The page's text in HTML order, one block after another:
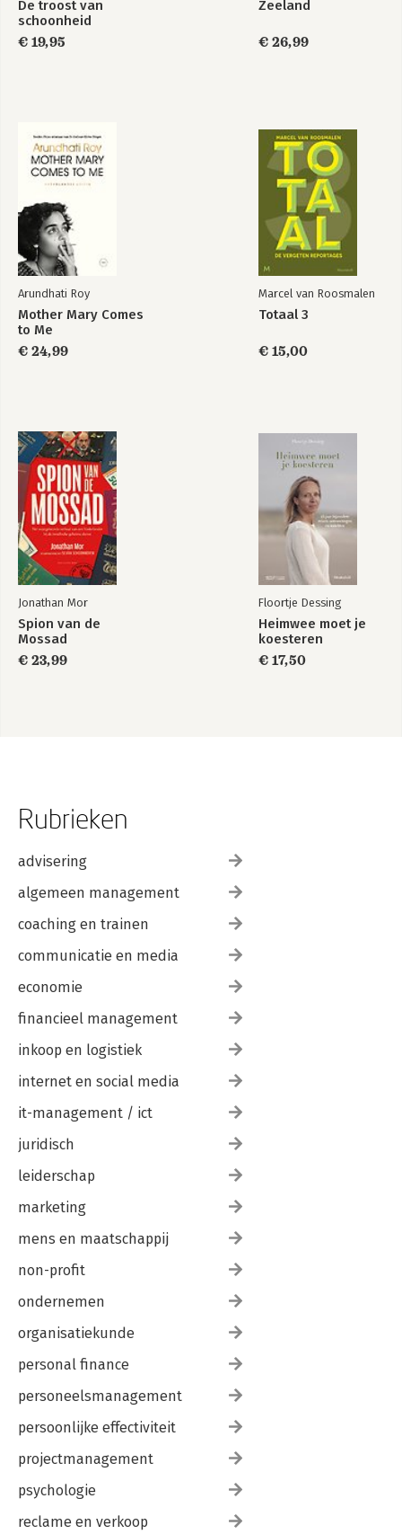
De troost van
schoonheid
€ 19,95
Zeeland
€ 26,99
Arundhati Roy
Mother Mary Comes
to Me
€ 24,99
Marcel van Roosmalen
Totaal 3
€ 15,00
Jonathan Mor
Spion van de
Mossad
€ 23,99
Floortje Dessing
Heimwee moet je
koesteren
€ 17,50
Rubrieken
advisering
algemeen management
coaching en trainen
communicatie en media
economie
financieel management
inkoop en logistiek
internet en social media
it-management / ict
juridisch
leiderschap
marketing
mens en maatschappij
non-profit
ondernemen
organisatiekunde
personal finance
personeelsmanagement
persoonlijke effectiviteit
projectmanagement
psychologie
reclame en verkoop